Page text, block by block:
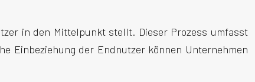
in den Mittelpunkt stellt. Dieser Prozess umfasst
Einbeziehung der Endnutzer können Unternehmen